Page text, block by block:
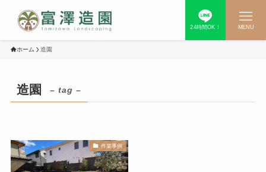
24時間OK！ MENU
ホーム 造園
造園 – tag –
作業事例